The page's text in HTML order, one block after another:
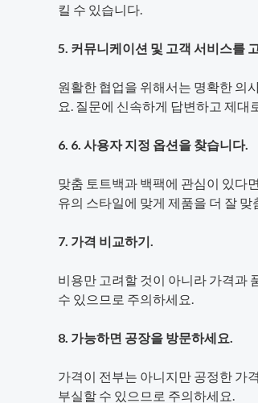
킬 수 있습니다.
5. 커뮤니케이션 및 고객 서비스를
원활한 협업을 위해서는 명확한 의
요. 질문에 신속하게 답변하고 제대
6. 6. 사용자 지정 옵션을 찾습니다.
맞춤 토트백과 백팩에 관심이 있다
유의 스타일에 맞게 제품을 더 잘 맞
7. 가격 비교하기.
비용만 고려할 것이 아니라 가격과
수 있으므로 주의하세요.
8. 가능하면 공장을 방문하세요.
가격이 전부는 아니지만 공정한 가
부실할 수 있으므로 주의하세요.